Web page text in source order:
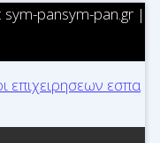
sym-pansym-pan.gr |